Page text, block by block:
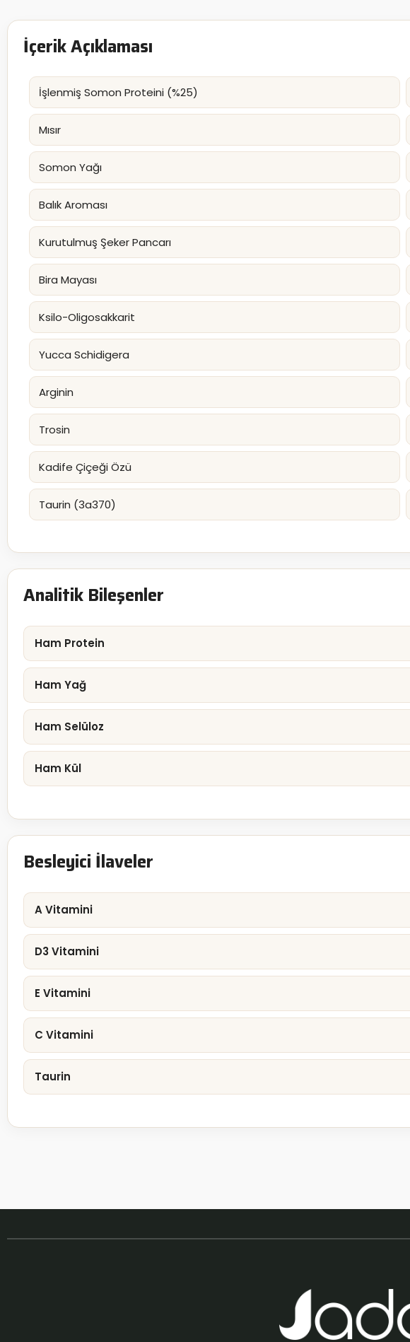
İçerik Açıklaması
İşlenmiş Somon Proteini (%25)
Mısır
Somon Yağı
Balık Aroması
Kurutulmuş Şeker Pancarı
Bira Mayası
Ksilo-Oligosakkarit
Yucca Schidigera
Arginin
Trosin
Kadife Çiçeği Özü
Taurin (3a370)
Analitik Bileşenler
Ham Protein
Ham Yağ
Ham Selüloz
Ham Kül
Besleyici İlaveler
A Vitamini
D3 Vitamini
E Vitamini
C Vitamini
Taurin